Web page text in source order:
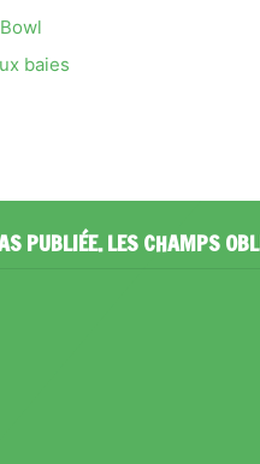
baies
PUBLIÉE.LES CHAMPS